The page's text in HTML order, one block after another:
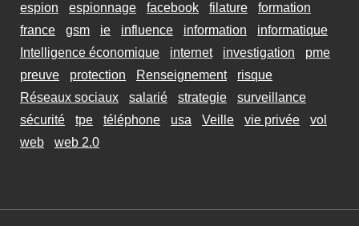
espion
espionnage facebook filature
formation
france
gsm ie influence information
informatique
Intelligence économique
internet investigation
pme
preuve
protection Renseignement
risque
Réseaux sociaux
salarié strategie
surveillance
sécurité
tpe téléphone usa Veille vie privée
vol
web
web 2.0